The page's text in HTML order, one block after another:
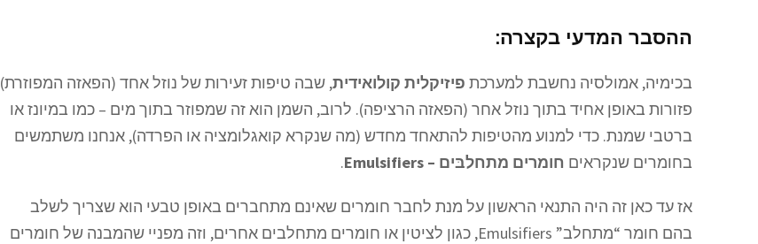
ההסבר המדעי בקצרה:
בכימיה, אמולסיה נחשבת למערכת פיזיקלית קולואידית, שבה טיפות זעירות של נוזל אחד (הפאזה המפוזרת)
פזורות באופן אחיד בתוך נוזל אחר (הפאזה הרציפה). לרוב, השמן הוא זה שמפוזר בתוך מים – כמו במיונז או
ברטבי שמנת. כדי למנוע מהטיפות להתאחד מחדש (מה שנקרא קואגלומציה או הפרדה), אנחנו משתמשים
בחומרים שנקראים חומרים מתחלבּים – Emulsifiers .
אז עד כאן זה היה התנאי הראשון על מנת לחבר חומרים שאינם מתחברים באופן טבעי הוא שצריך לשלב
בהם חומר “מתחלב” Emulsifiers, כגון לציטין או חומרים מתחלבים אחרים, וזה מפניי שהמבנה של חומרים